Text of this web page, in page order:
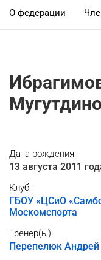
О федерации
Дата рождения:
13 августа 2011
Клуб:
ГБОУ «ЦСиО
Москомспорта
Тренер(ы):
Перепелюк Андрей